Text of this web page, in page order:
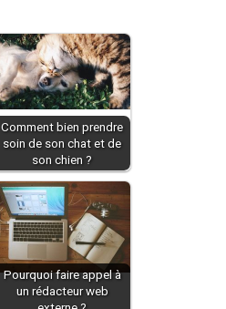
Comment bien prendre
soin de son chat et de
son chien ?
Pourquoi faire appel à
un rédacteur web